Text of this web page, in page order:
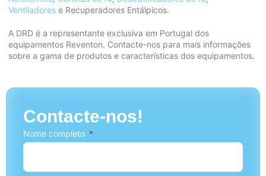
Ventiladores e Recuperadores Entálpicos.
A DRD é a representante exclusiva em Portugal dos
equipamentos Reventon. Contacte-nos para mais informações
sobre a gama de produtos e características dos equipamentos.
Contacte-nos!
Nome completo